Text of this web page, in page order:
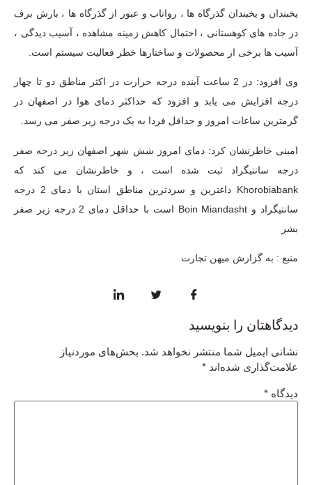
یخبندان و یخبندان گذرگاه ها ، رواناب و عبور از گذرگاه ها ، بارش برف
در جاده های کوهستانی ، احتمال کاهش زمینه مشاهده ، آسیب دیدگی ،
آسیب ها برخی از محصولات و ساختارها خطر فعالیت سیستم است.
وی افزود: در 2 ساعت آینده درجه حرارت در اکثر مناطق دو تا چهار
درجه افزایش می یابد و افزود که حداکثر دمای هوا در اصفهان در
گرمترین ساعات امروز و حداقل فردا به یک درجه زیر صفر می رسد.
امینی خاطرنشان کرد: دمای امروز شش شهر اصفهان زیر درجه صفر
درجه سانتیگراد ثبت شده است ، و خاطرنشان می کند که
Khorobiabank داغترین و سردترین مناطق استان با دمای 2 درجه
سانتیگراد و Boin Miandasht است با حداقل دمای 2 درجه زیر صفر
بشر
منبع : به گزارش میهن تجارت
دیدگاهتان را بنویسید
نشانی ایمیل شما منتشر نخواهد شد. بخش‌های موردنیاز
علامت‌گذاری شده‌اند *
دیدگاه *